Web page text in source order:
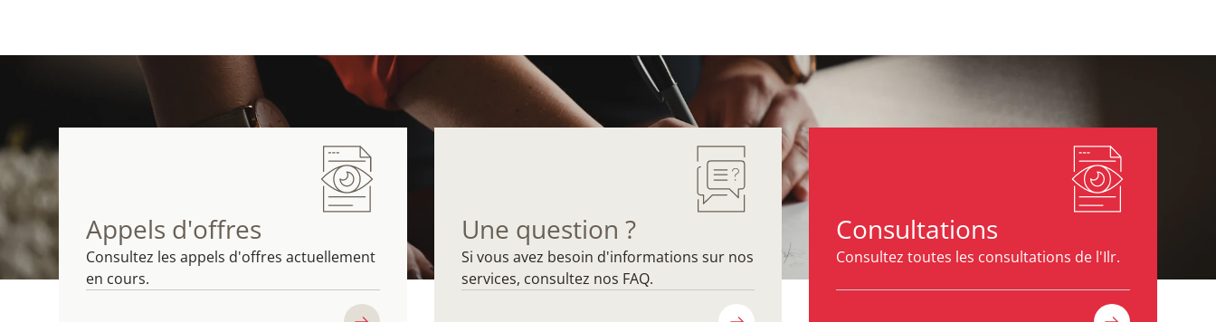
Appels d'offres
Consultez les appels d'offres actuellement
en cours.
Une question ?
Si vous avez besoin d'informations sur nos
services, consultez nos FAQ.
Consultations
Consultez toutes les consultations de l'Ilr.